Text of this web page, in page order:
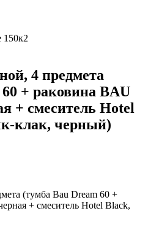
150к2
4 предмета
+ раковина BAU
+ смеситель Hotel
клак, черный)
(тумба Bau Dream 60 +
+ смеситель Hotel Black,